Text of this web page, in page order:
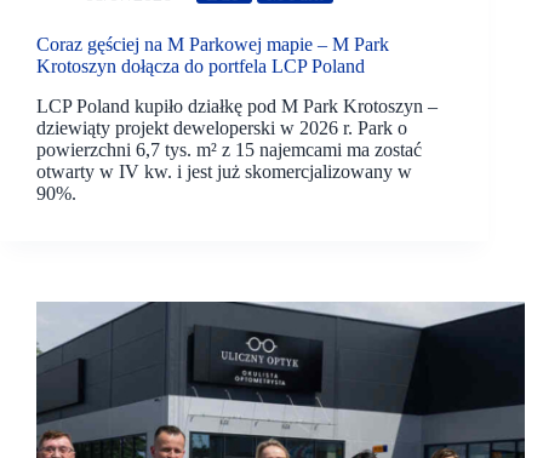
Coraz gęściej na M Parkowej mapie – M Park
Krotoszyn dołącza do portfela LCP Poland
LCP Poland kupiło działkę pod M Park Krotoszyn –
dziewiąty projekt deweloperski w 2026 r. Park o
powierzchni 6,7 tys. m² z 15 najemcami ma zostać
otwarty w IV kw. i jest już skomercjalizowany w
90%.